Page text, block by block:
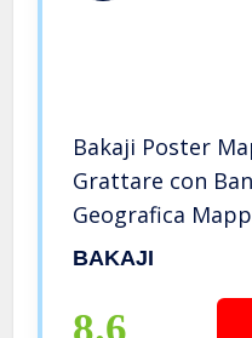
Bakaji Poster
Grattare con
Geografica
Off Dimensione
Cilindro e Lima
BAKAJI
8.6